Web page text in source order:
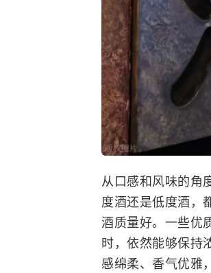
从口感和风味的角
度酒还是低度酒，
酒质量好。一些优
时，依然能够保持
感绵柔、香气优雅